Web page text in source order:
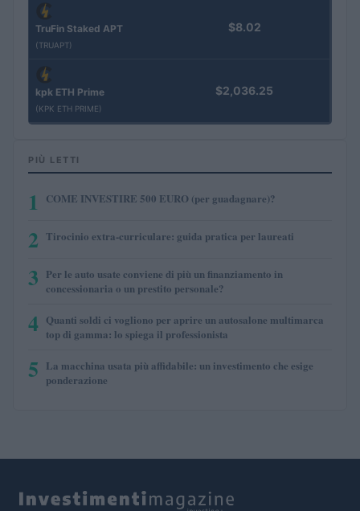
TruFin Staked APT
(TRUAPT)
$8.02
kpk ETH Prime
(KPK ETH PRIME)
$2,036.25
PIÙ LETTI
1 COME INVESTIRE 500 EURO (per guadagnare)?
2 Tirocinio extra-curriculare: guida pratica per laureati
3 Per le auto usate conviene di più un finanziamento in
concessionaria o un prestito personale?
4 Quanti soldi ci vogliono per aprire un autosalone multimarca
top di gamma: lo spiega il professionista
5 La macchina usata più affidabile: un investimento che esige
ponderazione